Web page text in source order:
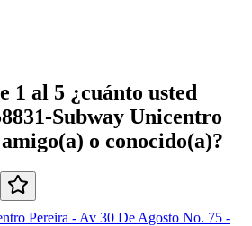
1 al 5 ¿cuánto usted
Subway Unicentro
amigo(a) o conocido(a)?
Pereira - Av 30 De Agosto No. 75 -